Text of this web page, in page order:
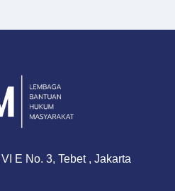
E No. 3, Tebet , Jakarta